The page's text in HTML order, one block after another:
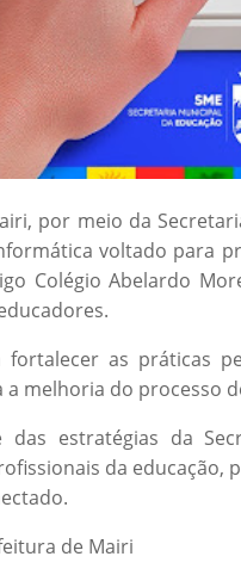
por meio da
voltado para
Colégio Abelardo
fortalecer as práticas
melhoria do processo
estratégias da
da educação,
de Mairi